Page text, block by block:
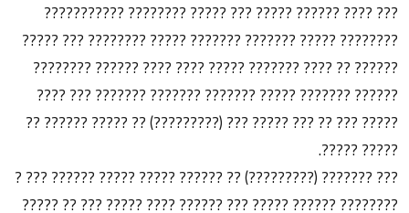
??? ???? ?????? ????? ??? ????? ???????? ???????????
???????? ????? ??????? ??????? ????? ???????? ??? ?????
?????? ?? ???? ??????? ????? ???? ???? ?????? ????????
?????? ??????? ????? ??????? ??????? ??????? ??? ????
????? ??? ?? ??? ????? ??? (?????????) ?? ????? ?????? ??
????? ?????.
??? ??????? (?????????) ?? ?????? ????? ????? ?????? ??? ?
???????? ?????? ????? ??? ?????? ???? ????? ??? ?? ?????